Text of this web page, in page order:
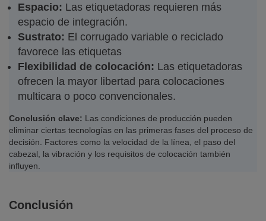
Espacio: Las etiquetadoras requieren más
espacio de integración.
Sustrato: El corrugado variable o reciclado
favorece las etiquetas
Flexibilidad de colocación: Las etiquetadoras
ofrecen la mayor libertad para colocaciones
multicara o poco convencionales.
Conclusión clave: Las condiciones de producción pueden
eliminar ciertas tecnologías en las primeras fases del proceso de
decisión. Factores como la velocidad de la línea, el paso del
cabezal, la vibración y los requisitos de colocación también
influyen.
Conclusión